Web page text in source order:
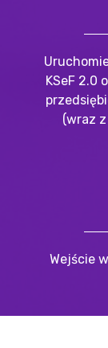
KSeF 2.0
(wraz
Wejście